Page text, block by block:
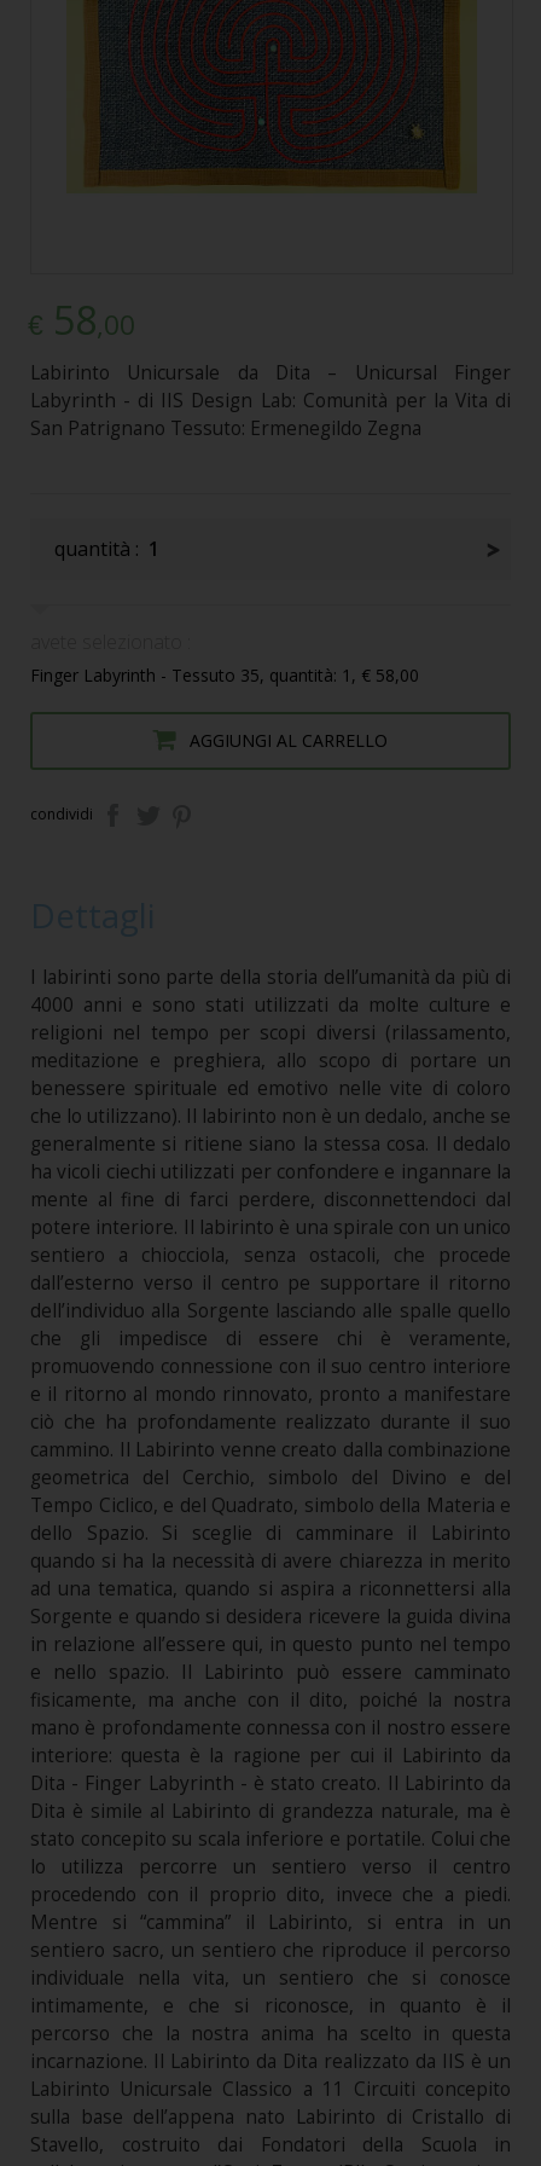
€ 58,00
Labirinto Unicursale da Dita – Unicursal Finger
Labyrinth - di IIS Design Lab: Comunità per la Vita di
San Patrignano Tessuto: Ermenegildo Zegna
quantità : 1
Finger Labyrinth - Tessuto 35, quantità: 1, € 58,00
AGGIUNGI AL CARRELLO
condividi
I labirinti sono parte della storia dell’umanità da più di
4000 anni e sono stati utilizzati da molte culture e
religioni nel tempo per scopi diversi (rilassamento,
meditazione e preghiera, allo scopo di portare un
benessere spirituale ed emotivo nelle vite di coloro
che lo utilizzano). Il labirinto non è un dedalo, anche se
generalmente si ritiene siano la stessa cosa. Il dedalo
ha vicoli ciechi utilizzati per confondere e ingannare la
mente al fine di farci perdere, disconnettendoci dal
potere interiore. Il labirinto è una spirale con un unico
sentiero a chiocciola, senza ostacoli, che procede
dall’esterno verso il centro pe supportare il ritorno
dell’individuo alla Sorgente lasciando alle spalle quello
che gli impedisce di essere chi è veramente,
promuovendo connessione con il suo centro interiore
e il ritorno al mondo rinnovato, pronto a manifestare
ciò che ha profondamente realizzato durante il suo
cammino. Il Labirinto venne creato dalla combinazione
geometrica del Cerchio, simbolo del Divino e del
Tempo Ciclico, e del Quadrato, simbolo della Materia e
dello Spazio. Si sceglie di camminare il Labirinto
quando si ha la necessità di avere chiarezza in merito
ad una tematica, quando si aspira a riconnettersi alla
Sorgente e quando si desidera ricevere la guida divina
in relazione all’essere qui, in questo punto nel tempo
e nello spazio. Il Labirinto può essere camminato
fisicamente, ma anche con il dito, poiché la nostra
mano è profondamente connessa con il nostro essere
interiore: questa è la ragione per cui il Labirinto da
Dita - Finger Labyrinth - è stato creato. Il Labirinto da
Dita è simile al Labirinto di grandezza naturale, ma è
stato concepito su scala inferiore e portatile. Colui che
lo utilizza percorre un sentiero verso il centro
procedendo con il proprio dito, invece che a piedi.
Mentre si “cammina” il Labirinto, si entra in un
sentiero sacro, un sentiero che riproduce il percorso
individuale nella vita, un sentiero che si conosce
intimamente, e che si riconosce, in quanto è il
percorso che la nostra anima ha scelto in questa
incarnazione. Il Labirinto da Dita realizzato da IIS è un
Labirinto Unicursale Classico a 11 Circuiti concepito
sulla base dell’appena nato Labirinto di Cristallo di
Stavello, costruito dai Fondatori della Scuola in